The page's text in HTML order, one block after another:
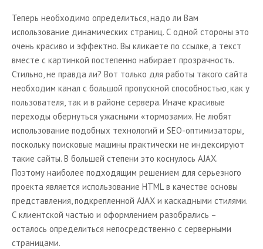
Теперь необходимо определиться, надо ли Вам
использование динамических страниц. С одной стороны это
очень красиво и эффектно. Вы кликаете по ссылке, а текст
вместе с картинкой постепенно набирает прозрачность.
Стильно, не правда ли? Вот только для работы такого сайта
необходим канал с большой пропускной способностью, как у
пользователя, так и в районе сервера. Иначе красивые
переходы обернуться ужасными «тормозами». Не любят
использование подобных технологий и SEO-оптимизаторы,
поскольку поисковые машины практически не индексируют
такие сайты. В большей степени это коснулось AJAX.
Поэтому наиболее подходящим решением для серьезного
проекта является использование HTML в качестве основы
представления, подкрепленной AJAX и каскадными стилями.
С клиентской частью и оформлением разобрались –
осталось определиться непосредственно с серверными
страницами.